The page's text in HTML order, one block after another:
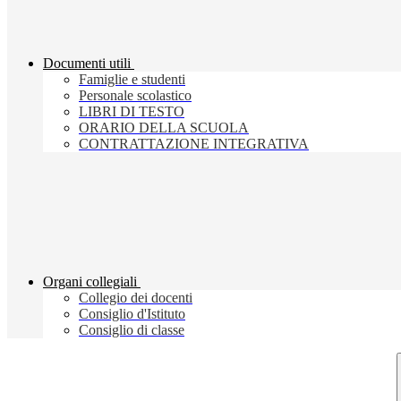
Documenti utili
Famiglie e studenti
Personale scolastico
LIBRI DI TESTO
ORARIO DELLA SCUOLA
CONTRATTAZIONE INTEGRATIVA
Organi collegiali
Collegio dei docenti
Consiglio d'Istituto
Consiglio di classe